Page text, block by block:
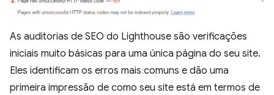
As auditorias de SEO do Lighthouse são verificações
iniciais muito básicas para uma única página do seu site.
Eles identificam os erros mais comuns e dão uma
primeira impressão de como seu site está em termos de